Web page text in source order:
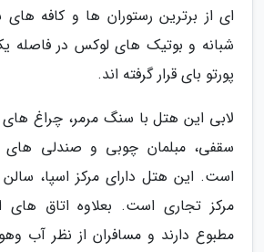
ای از برترین رستوران ها و کافه های
شبانه و بوتیک های لوکس در فاصله
پورتو بای قرار گرفته اند.
لابی این هتل با سنگ مرمر، چراغ
سقفی، مبلمان چوبی و صندلی های
است. این هتل دارای مرکز اسپا،
مرکز تجاری است. بعلاوه اتاق های
مطبوع دارند و مسافران از نظر آب